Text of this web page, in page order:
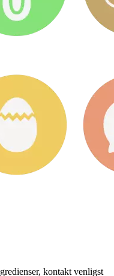
kontakt venligst